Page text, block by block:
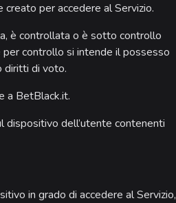
creato per accedere al Servizio.
è controllata o è sotto controllo
per controllo si intende il possesso
diritti di voto.
a BetBlack.it.
dispositivo dell’utente contenenti
in grado di accedere al Servizio,